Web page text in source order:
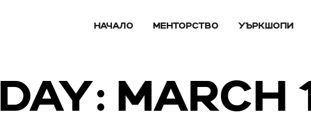
НАЧАЛО МЕНТОРСТВО УЪРКШОПИ
DAY: MARCH